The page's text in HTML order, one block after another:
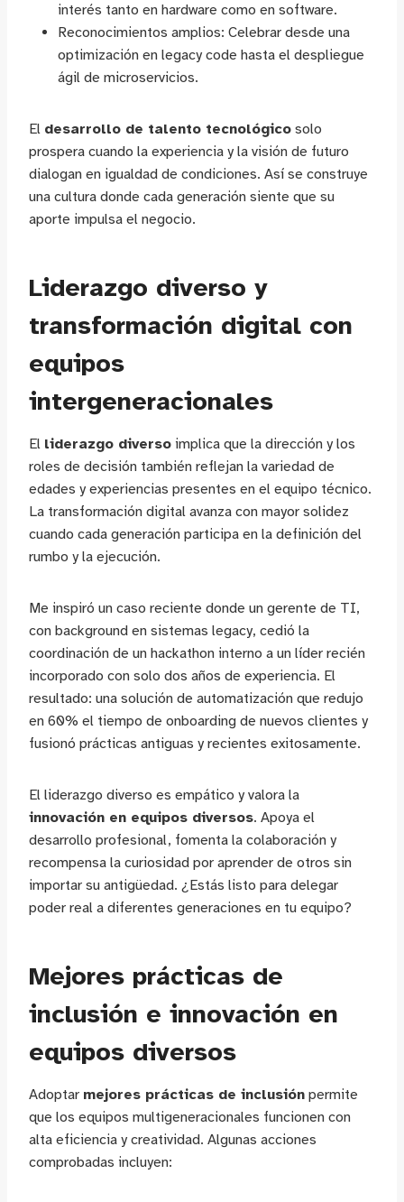
interés tanto en hardware como en software.
Reconocimientos amplios: Celebrar desde una
optimización en legacy code hasta el despliegue
ágil de microservicios.
El desarrollo de talento tecnológico solo
prospera cuando la experiencia y la visión de futuro
dialogan en igualdad de condiciones. Así se construye
una cultura donde cada generación siente que su
aporte impulsa el negocio.
Liderazgo diverso y
transformación digital con
equipos
intergeneracionales
El liderazgo diverso implica que la dirección y los
roles de decisión también reflejan la variedad de
edades y experiencias presentes en el equipo técnico.
La transformación digital avanza con mayor solidez
cuando cada generación participa en la definición del
rumbo y la ejecución.
Me inspiró un caso reciente donde un gerente de TI,
con background en sistemas legacy, cedió la
coordinación de un hackathon interno a un líder recién
incorporado con solo dos años de experiencia. El
resultado: una solución de automatización que redujo
en 60% el tiempo de onboarding de nuevos clientes y
fusionó prácticas antiguas y recientes exitosamente.
El liderazgo diverso es empático y valora la
innovación en equipos diversos. Apoya el
desarrollo profesional, fomenta la colaboración y
recompensa la curiosidad por aprender de otros sin
importar su antigüedad. ¿Estás listo para delegar
poder real a diferentes generaciones en tu equipo?
Mejores prácticas de
inclusión e innovación en
equipos diversos
Adoptar mejores prácticas de inclusión permite
que los equipos multigeneracionales funcionen con
alta eficiencia y creatividad. Algunas acciones
comprobadas incluyen: